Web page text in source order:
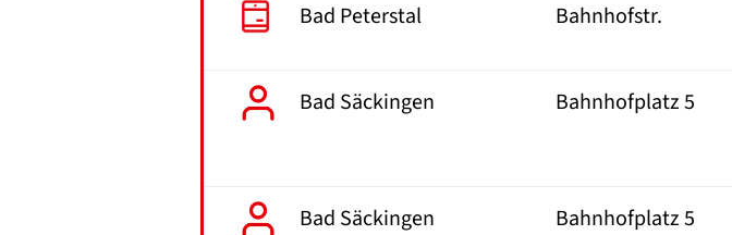
Bad Peterstal Bahnhofstr.
Bad Säckingen Bahnhofplatz 5
Bad Säckingen Bahnhofplatz 5